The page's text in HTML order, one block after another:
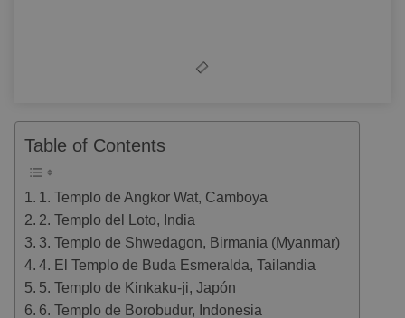
Table of Contents
1. Templo de Angkor Wat, Camboya
2. Templo del Loto, India
3. Templo de Shwedagon, Birmania (Myanmar)
4. El Templo de Buda Esmeralda, Tailandia
5. Templo de Kinkaku-ji, Japón
6. Templo de Borobudur, Indonesia